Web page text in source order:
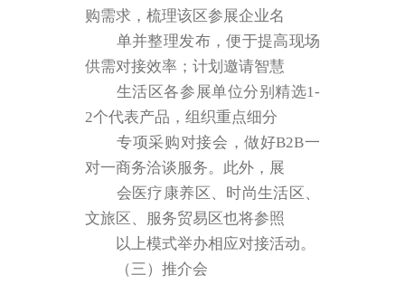
购需求，梳理该区参展企业名
单并整理发布，便于提高现场
供需对接效率；计划邀请智慧
生活区各参展单位分别精选1-
2个代表产品，组织重点细分
专项采购对接会，做好B2B一
对一商务洽谈服务。此外，展
会医疗康养区、时尚生活区、
文旅区、服务贸易区也将参照
以上模式举办相应对接活动。
（三）推介会